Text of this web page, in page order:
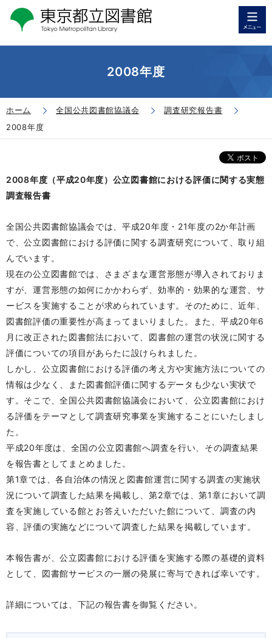
2008年度
ホーム 全国公共図書館協議会
調査研究報告書
2008年度
2008年度（平成20年度）公立図書館における評価に関する実態
調査報告書
全国公共図書館協議会では、平成20年度・21年度の2か年計画
で、公立図書館における評価に関する調査研究について、取り組
んでいます。
現在の公立図書館では、さまざまな運営形態が導入されておりま
すが、運営形態の如何にかかわらず、効率的・効果的な運営、サ
ービスを実施することが求められています。そのために、近年、
図書館評価の重要性が高まってまいりました。また、平成20年6
月に改正された図書館法において、図書館の運営の状況に関する
評価についての項目があらたに設けられました。
しかし、公立図書館における評価の考え方や実施方法についての
情報は少なく、また図書館評価に関するデータも少ない実状で
す。そこで、全国公共図書館協議会において、公立図書館におけ
る評価をテーマとして調査研究事業を実施することにいたしまし
た。
平成20年度は、全国の公立図書館へ調査を行い、その調査結果
を報告書としてまとめました。
第1章では、各自治体の情況と図書館運営に関する調査の実施状
況について調査した結果を掲載し、第2章では、第1章において調
査を実施している館とお答えいただいた館について、調査の内
容、評価の実施などについて調査した結果を掲載しています。
本報告書が、公立図書館における評価を実施する際の基礎的資料
として、図書館サービスの一層の発展に寄与できれば幸いです。
詳細については、下記の報告書を御覧ください。